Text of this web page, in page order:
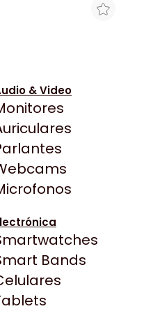
& Video
Bands
Max Tecno